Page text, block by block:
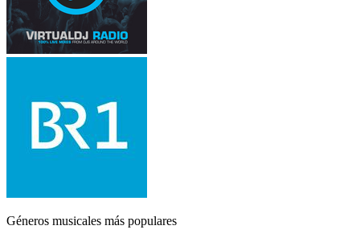
Géneros musicales más populares